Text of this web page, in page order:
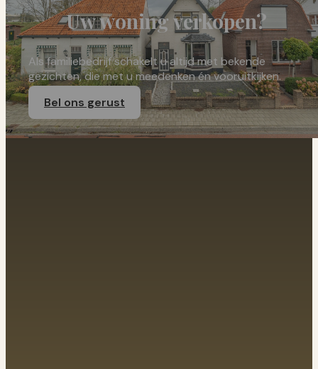
Uw woning verkopen?
Als familiebedrijf schakelt u altijd met bekende
gezichten, die met u meedenken én vooruitkijken.
Bel ons gerust